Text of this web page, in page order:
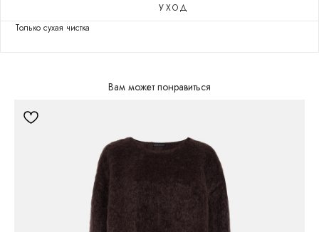
УХОД
Только сухая чистка
Вам может понравиться